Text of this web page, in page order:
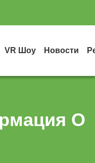
VR Шоу Новости
О